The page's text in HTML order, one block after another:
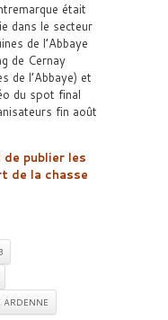
était
dans le secteur
de l’Abbaye
de Cernay
de l’Abbaye) et
du spot final
fin août
publier les
de la chasse
ARDENNE